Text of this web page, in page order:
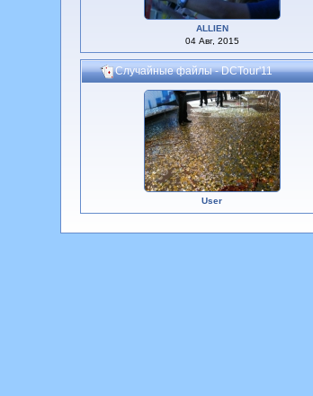
ALLIEN
04 Авг, 2015
Случайные файлы - DCTour'11
User